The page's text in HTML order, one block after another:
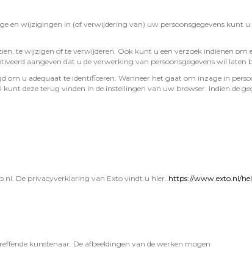
en wijzigingen in (of verwijdering van) uw persoonsgegevens kunt
te wijzigen of te verwijderen. Ook kunt u een verzoek indienen om
aangeven dat u de verwerking van persoonsgegevens wil laten
u adequaat te identificeren. Wanneer het gaat om inzage in
deze terug vinden in de instellingen van uw browser. Indien de
De privacyverklaring van Exto vindt u hier. https://www.exto.nl/
kunstenaar. De afbeeldingen van de werken mogen